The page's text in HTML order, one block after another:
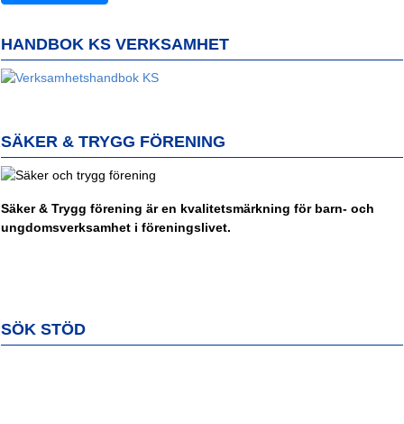
HANDBOK KS VERKSAMHET
SÄKER & TRYGG FÖRENING
Säker & Trygg förening är en kvalitetsmärkning för barn- och
ungdomsverksamhet i föreningslivet.
SÖK STÖD